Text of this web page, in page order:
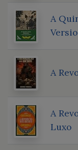
A
A
A
Luxo